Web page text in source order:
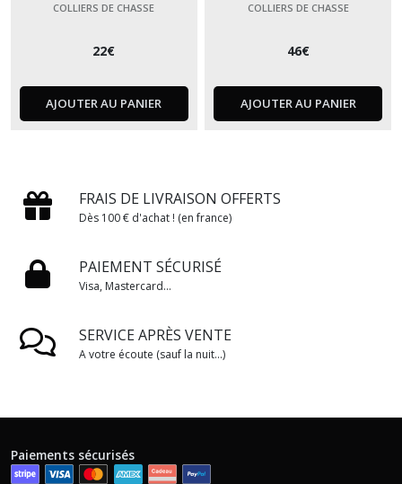
COLLIERS DE CHASSE
22€
AJOUTER AU PANIER
COLLIERS DE CHASSE
46€
AJOUTER AU PANIER
FRAIS DE LIVRAISON OFFERTS
Dès 100 € d'achat ! (en france)
PAIEMENT SÉCURISÉ
Visa, Mastercard...
SERVICE APRÈS VENTE
A votre écoute (sauf la nuit...)
Paiements sécurisés